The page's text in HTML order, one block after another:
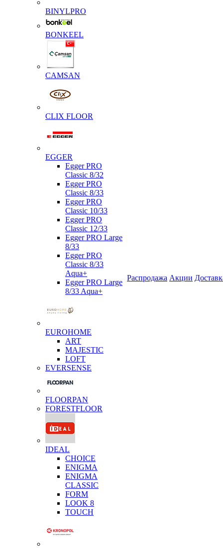
BINYLPRO
BONKEEL
CAMSAN
CLIX FLOOR
EGGER
Egger PRO
Classic 8/32
Egger PRO
Classic 8/33
Egger PRO
Classic 10/33
Egger PRO
Classic 12/33
Egger PRO Large
8/33
Egger PRO
Classic 8/33
Aqua+
Egger PRO Large
8/33 Aqua+
EUROHOME
ART
MAJESTIC
LOFT
EVERSENSE
FLOORPAN
FORESTFLOOR
IDEAL
CHOICE
ENIGMA
ENIGMA
CLASSIC
FORM
LOOK 8
TOUCH
Распродажа Акции